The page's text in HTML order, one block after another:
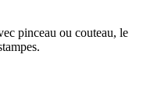
pinceau ou couteau, le